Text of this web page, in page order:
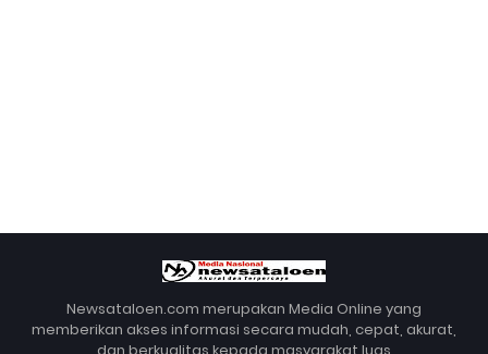
Newsataloen.com merupakan Media Online yang
memberikan akses informasi secara mudah, cepat, akurat,